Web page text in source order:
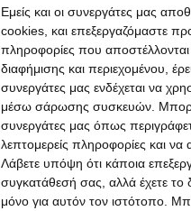
Εμείς και οι συνεργάτες μας
cookies, και επεξεργαζόμαστε
πληροφορίες που αποστέλλονται
διαφήμισης και περιεχομένου,
συνεργάτες μας ενδέχεται να
μέσω σάρωσης συσκευών.
συνεργάτες μας όπως
λεπτομερείς πληροφορίες και να
Λάβετε υπόψη ότι κάποια
συγκατάθεσή σας, αλλά έχετε το
μόνο για αυτόν τον ιστότοπο.